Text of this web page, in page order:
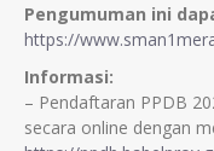
Pengumuman ini
https://
Informasi:
– Pendaftaran PPDB
secara online dengan